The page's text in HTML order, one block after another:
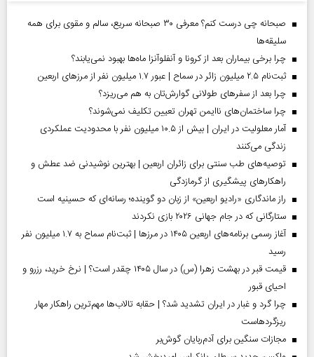
صبحانه چی درست کنم؟ معرفی ۳۰ صبحانه سریع، سالم و مقوی برای همه
سلیقه‌ها
چرا برخی بیماران بعد از کرونا و آنفلوآنزا ماه‌ها بهبود نمی‌یابند؟
ثبت‌نام ۲.۵ میلیون زائر در سماح | عبور ۱.۷ میلیون نفر از مرز‌های اربعین
چرا بعد از سفرهای طولانی گوارش‌تان به هم می‌ریزد؟
چرا ساختمان‌های ناایمن تهران تعیین تکلیف نمی‌شوند؟
آمار معلولیت در ایران | بیش از ۱۰.۵ میلیون نفر با محدودیت عملکردی
زندگی می‌کنند
توصیه‌های طب سنتی برای زائران اربعین | بهترین نوشیدنی ضد عطش و
راهکارهای پیشگیری از گرمازدگی
راز ماندگاری «رادیو اربعین» از زبان دو گوینده؛ رسانه‌ای که حسینیه است
ستارگانی که در جام جهانی ۲۰۲۶ بازی نکردند
آغاز رسمی برنامه‌های اربعین ۱۴۰۵ در مرز‌ها | ثبت‌نام سماح به ۱.۷ میلیون نفر
رسید
قیمت قبر در بهشت زهرا (س) در سال ۱۴۰۵ چقدر است؟ | نرخ خرید، رزرو و
احیای قبور
چرا گرد و غبار در ایران تشدید شد؟ | حقابه تالاب‌ها مهم‌ترین راهکار مهار
ریزگردهاست
مجازات سنگین برای آدم‌ربایان گوش‌بر